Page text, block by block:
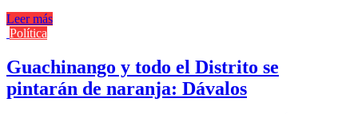
Leer más
Política
Guachinango y todo el Distrito se
pintarán de naranja: Dávalos